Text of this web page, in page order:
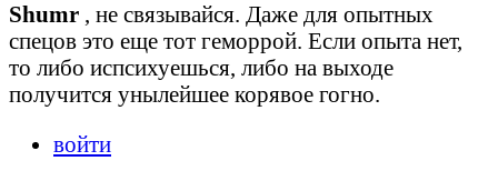
Shumr , не связывайся. Даже для опытных
спецов это еще тот геморрой. Если опыта нет,
то либо испсихуешься, либо на выходе
получится унылейшее корявое гогно.
войти